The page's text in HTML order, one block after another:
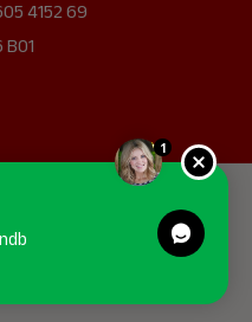
4152 69
B01
1